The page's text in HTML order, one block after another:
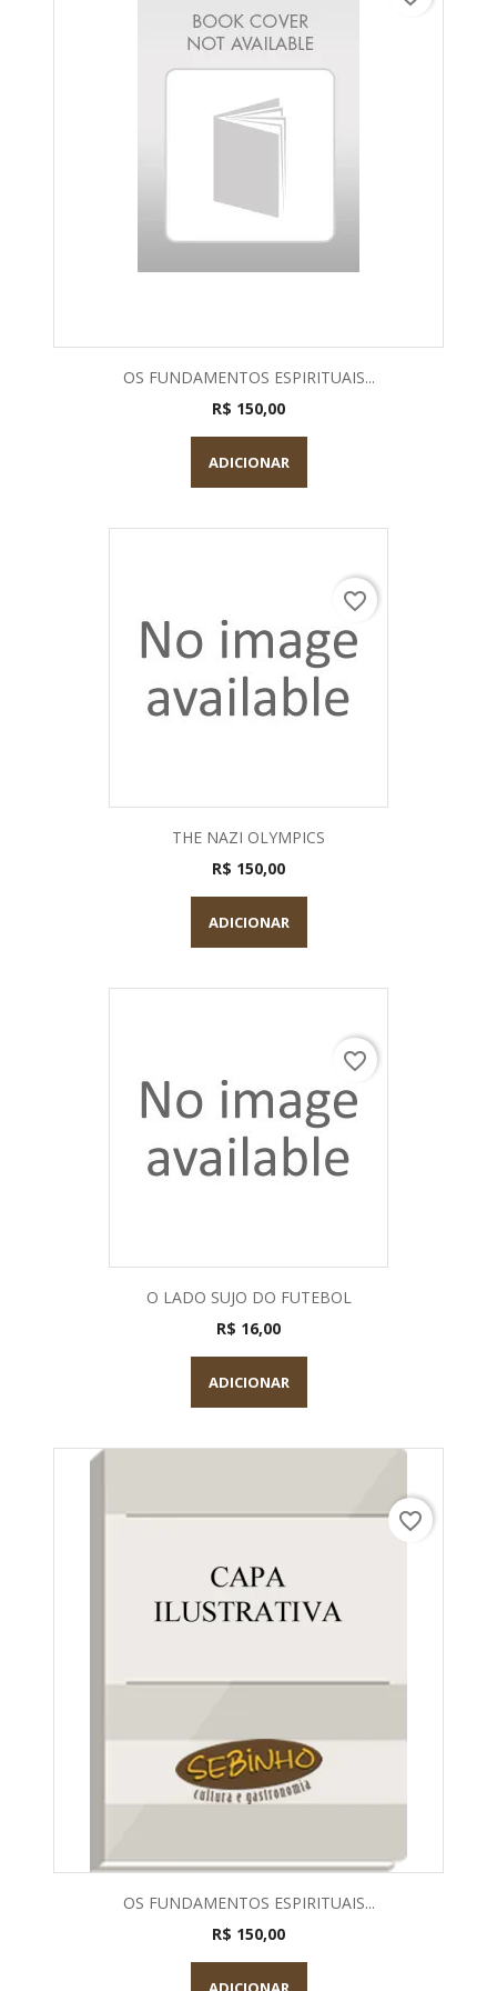
OS FUNDAMENTOS ESPIRITUAIS...
R$ 150,00
ADICIONAR
THE NAZI OLYMPICS
R$ 150,00
ADICIONAR
favorite_border
O LADO SUJO DO FUTEBOL
R$ 16,00
ADICIONAR
favorite_border
OS FUNDAMENTOS ESPIRITUAIS...
R$ 150,00
favorite_border